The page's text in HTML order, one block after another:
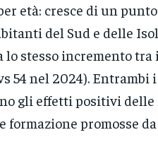
età: cresce di un
del Sud e delle
lo stesso incremento tra
54 nel 2024). Entrambi
gli effetti positivi
formazione promosse